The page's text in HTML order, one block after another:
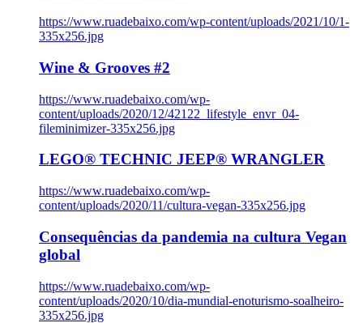
https://www.ruadebaixo.com/wp-content/uploads/2021/10/1-
335x256.jpg
Wine & Grooves #2
https://www.ruadebaixo.com/wp-
content/uploads/2020/12/42122_lifestyle_envr_04-
fileminimizer-335x256.jpg
LEGO® TECHNIC JEEP® WRANGLER
https://www.ruadebaixo.com/wp-
content/uploads/2020/11/cultura-vegan-335x256.jpg
Consequências da pandemia na cultura Vegan
global
https://www.ruadebaixo.com/wp-
content/uploads/2020/10/dia-mundial-enoturismo-soalheiro-
335x256.jpg